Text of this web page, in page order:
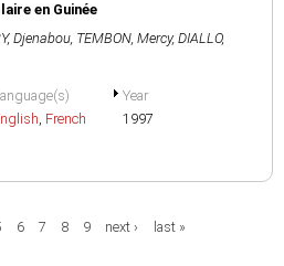
en Guinée
Djenabou, TEMBON, Mercy, DIALLO,
, French
Year
1997
6 7 8 9 next › last »